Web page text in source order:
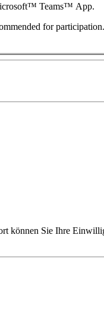
Teams™ App.
for
können Sie Ihre